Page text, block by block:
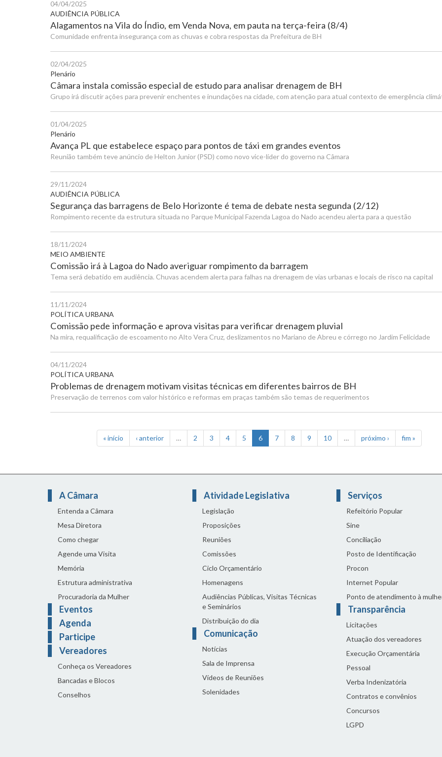
04/04/2025
AUDIÊNCIA PÚBLICA
Alagamentos na Vila do Índio, em Venda Nova, em pauta na terça-feira (8/4)
Comunidade enfrenta insegurança com as chuvas e cobra respostas da Prefeitura de BH
02/04/2025
Plenário
Câmara instala comissão especial de estudo para analisar drenagem de BH
Grupo irá discutir ações para prevenir enchentes e inundações na cidade, com atenção para atual contexto de emergência
01/04/2025
Plenário
Avança PL que estabelece espaço para pontos de táxi em grandes eventos
Reunião também teve anúncio de Helton Junior (PSD) como novo vice-líder do governo na Câmara
29/11/2024
AUDIÊNCIA PÚBLICA
Segurança das barragens de Belo Horizonte é tema de debate nesta segunda (2/12)
Rompimento recente da estrutura situada no Parque Municipal Fazenda Lagoa do Nado acendeu alerta para a questão
18/11/2024
MEIO AMBIENTE
Comissão irá à Lagoa do Nado averiguar rompimento da barragem
Tema será debatido em audiência. Chuvas acendem alerta para falhas na drenagem de vias urbanas e locais de risco na capital
11/11/2024
POLÍTICA URBANA
Comissão pede informação e aprova visitas para verificar drenagem pluvial
Na mira, requalificação de escoamento no Alto Vera Cruz, deslizamentos no Mariano de Abreu e córrego no Jardim Felicidade
04/11/2024
POLÍTICA URBANA
Problemas de drenagem motivam visitas técnicas em diferentes bairros de BH
Preservação de terrenos com valor histórico e reformas em praças também são temas de requerimentos
« início ‹ anterior … 2 3 4 5 6 7 8 9 10 … próximo › fim »
A Câmara
Entenda a Câmara
Mesa Diretora
Como chegar
Agende uma Visita
Memória
Estrutura administrativa
Procuradoria da Mulher
Eventos
Agenda
Participe
Vereadores
Conheça os Vereadores
Bancadas e Blocos
Conselhos
Atividade Legislativa
Legislação
Proposições
Reuniões
Comissões
Ciclo Orçamentário
Homenagens
Audiências Públicas, Visitas Técnicas
e Seminários
Distribuição do dia
Comunicação
Notícias
Sala de Imprensa
Vídeos de Reuniões
Solenidades
Serviços
Refeitório Popular
Sine
Conciliação
Posto de Identificação
Procon
Internet Popular
Ponto de atendimento à
Transparência
Licitações
Atuação dos vereadores
Execução Orçamentária
Pessoal
Verba Indenizatória
Contratos e convênios
Concursos
LGPD